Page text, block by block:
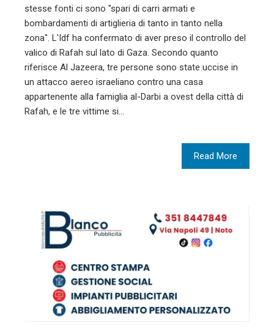
stesse fonti ci sono "spari di carri armati e
bombardamenti di artiglieria di tanto in tanto nella
zona". L'Idf ha confermato di aver preso il controllo del
valico di Rafah sul lato di Gaza. Secondo quanto
riferisce Al Jazeera, tre persone sono state uccise in
un attacco aereo israeliano contro una casa
appartenente alla famiglia al-Darbi a ovest della città di
Rafah, e le tre vittime si…
Read More